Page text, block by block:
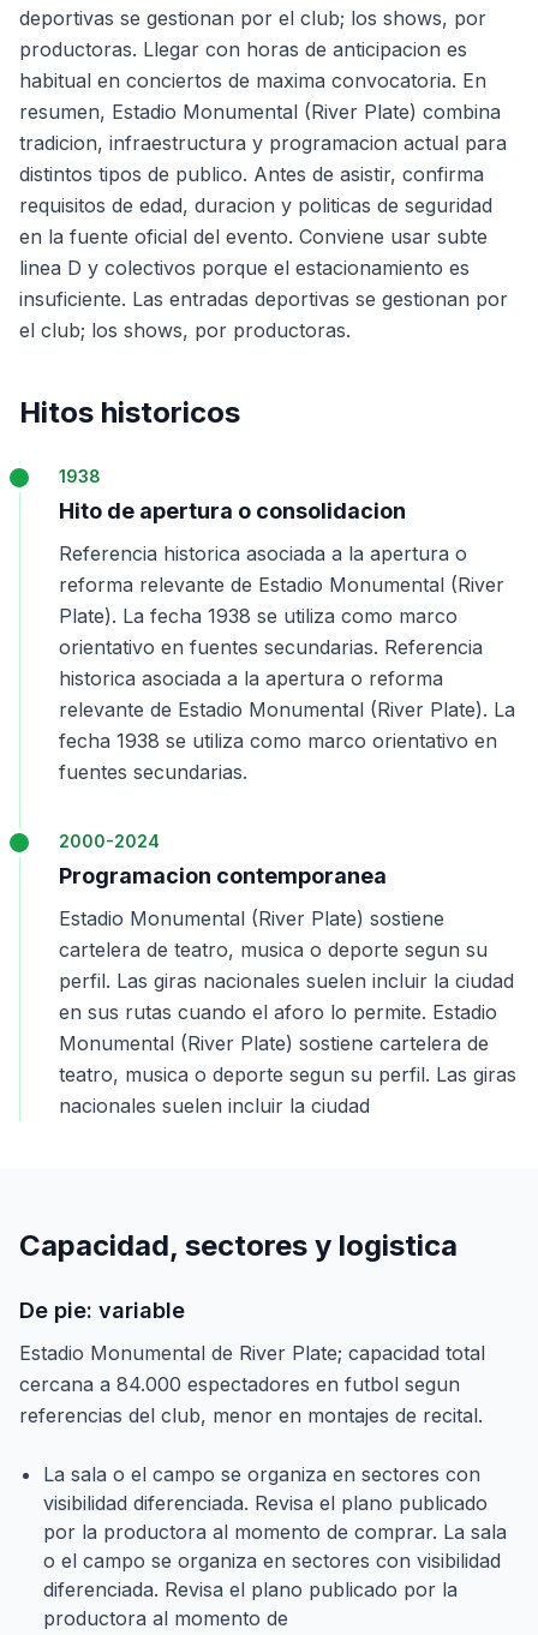
deportivas se gestionan por el club; los shows, por
productoras. Llegar con horas de anticipacion es
habitual en conciertos de maxima convocatoria. En
resumen, Estadio Monumental (River Plate) combina
tradicion, infraestructura y programacion actual para
distintos tipos de publico. Antes de asistir, confirma
requisitos de edad, duracion y politicas de seguridad
en la fuente oficial del evento. Conviene usar subte
linea D y colectivos porque el estacionamiento es
insuficiente. Las entradas deportivas se gestionan por
el club; los shows, por productoras.
Hitos historicos
1938
Hito de apertura o consolidacion
Referencia historica asociada a la apertura o
reforma relevante de Estadio Monumental (River
Plate). La fecha 1938 se utiliza como marco
orientativo en fuentes secundarias. Referencia
historica asociada a la apertura o reforma
relevante de Estadio Monumental (River Plate). La
fecha 1938 se utiliza como marco orientativo en
fuentes secundarias.
2000-2024
Programacion contemporanea
Estadio Monumental (River Plate) sostiene
cartelera de teatro, musica o deporte segun su
perfil. Las giras nacionales suelen incluir la ciudad
en sus rutas cuando el aforo lo permite. Estadio
Monumental (River Plate) sostiene cartelera de
teatro, musica o deporte segun su perfil. Las giras
nacionales suelen incluir la ciudad
Capacidad, sectores y logistica
De pie: variable
Estadio Monumental de River Plate; capacidad total
cercana a 84.000 espectadores en futbol segun
referencias del club, menor en montajes de recital.
La sala o el campo se organiza en sectores con
visibilidad diferenciada. Revisa el plano publicado
por la productora al momento de comprar. La sala
o el campo se organiza en sectores con visibilidad
diferenciada. Revisa el plano publicado por la
productora al momento de